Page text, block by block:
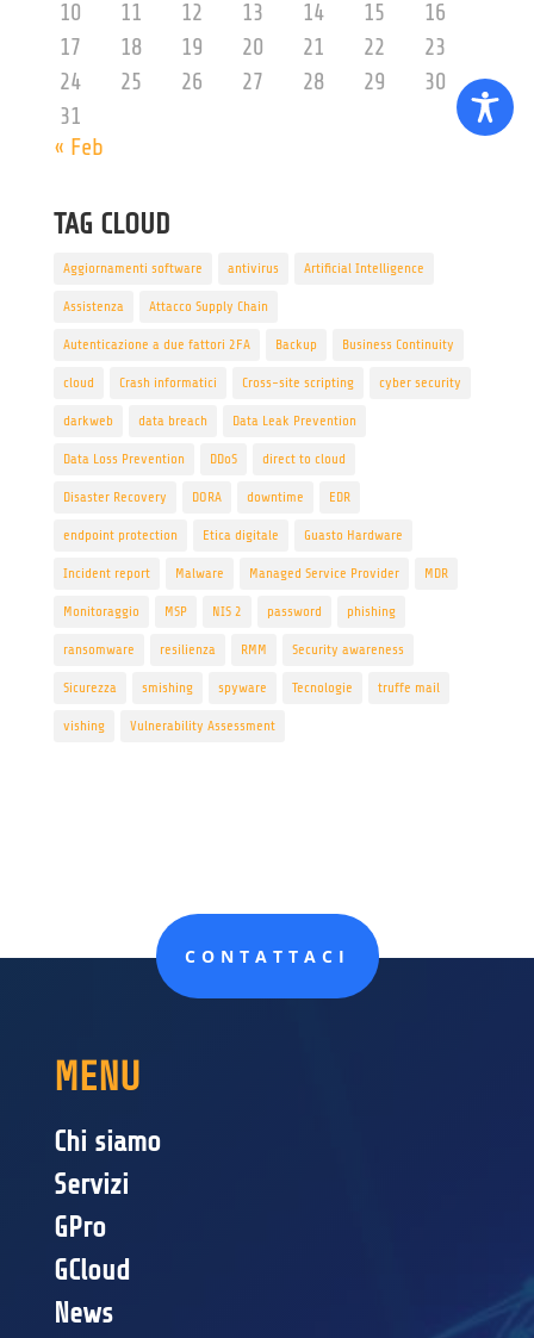
10 11 12 13 14 15
16
17
18 19 20 21 22
23
24
25 26 27 28 29
30
31
« Feb
TAG CLOUD
Aggiornamenti software antivirus Artificial Intelligence
Assistenza Attacco Supply Chain
Autenticazione a due fattori 2FA Backup Business Continuity
cloud Crash informatici Cross-site scripting cyber security
darkweb data breach Data Leak Prevention
Data Loss Prevention DDoS direct to cloud
Disaster Recovery DORA downtime EDR
endpoint protection Etica digitale Guasto Hardware
Incident report Malware Managed Service Provider MDR
Monitoraggio MSP NIS 2 password phishing
ransomware resilienza RMM Security awareness
Sicurezza smishing spyware Tecnologie truffe mail
vishing Vulnerability Assessment
CONTATTACI
MENU
Chi siamo
Servizi
GPro
GCloud
News